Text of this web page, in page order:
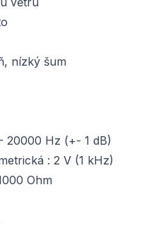
nízký šum
20000 Hz (+- 1 dB)
: 2 V (1 kHz)
Ohm